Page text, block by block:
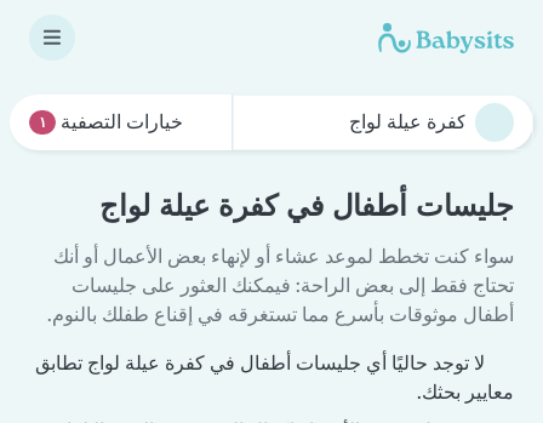
خيارات التصفية ١
جليسات أطفال في كفرة عيلة لواج
سواء كنت تخطط لموعد عشاء أو لإنهاء بعض الأعمال أو أنك
تحتاج فقط إلى بعض الراحة: فيمكنك العثور على جليسات
أطفال موثوقات بأسرع مما تستغرقه في إقناع طفلك بالنوم.
لا توجد حاليًا أي جليسات أطفال في كفرة عيلة لواج تطابق
معايير بحثك.